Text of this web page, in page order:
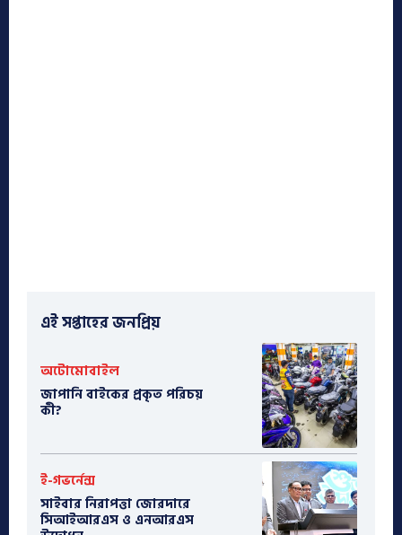
এই সপ্তাহের জনপ্রিয়
অটোমোবাইল
​জাপানি বাইকের প্রকৃত পরিচয়
কী?
ই-গভর্নেন্স
সাইবার নিরাপত্তা জোরদারে
সিআইআরএস ও এনআরএস